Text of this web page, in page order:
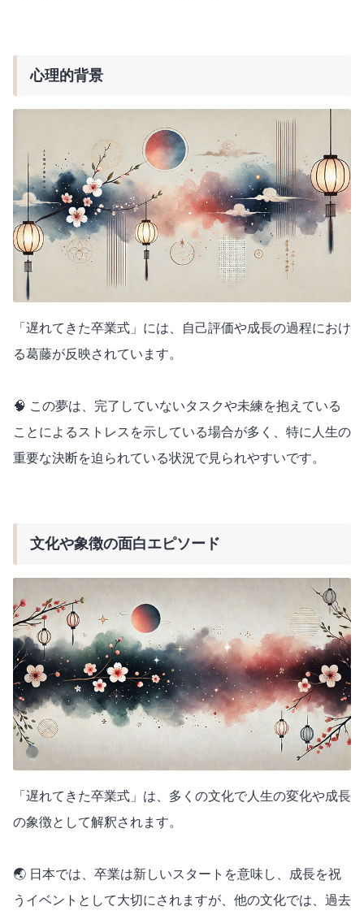
心理的背景
「遅れてきた卒業式」には、自己評価や成長の過程におけ
る葛藤が反映されています。
🧠 この夢は、完了していないタスクや未練を抱えている
ことによるストレスを示している場合が多く、特に人生の
重要な決断を迫られている状況で見られやすいです。
文化や象徴の面白エピソード
「遅れてきた卒業式」は、多くの文化で人生の変化や成長
の象徴として解釈されます。
🌏 日本では、卒業は新しいスタートを意味し、成長を祝
うイベントとして大切にされますが、他の文化では、過去